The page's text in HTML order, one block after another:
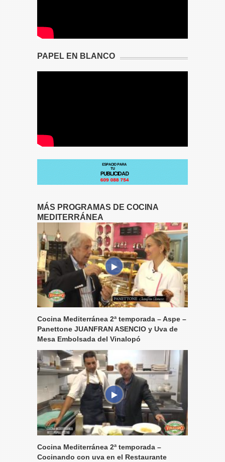
PAPEL EN BLANCO
MÁS PROGRAMAS DE COCINA
MEDITERRÁNEA
Cocina Mediterránea 2ª temporada – Aspe –
Panettone JUANFRAN ASENCIO y Uva de
Mesa Embolsada del Vinalopó
Cocina Mediterránea 2ª temporada –
Cocinando con uva en el Restaurante